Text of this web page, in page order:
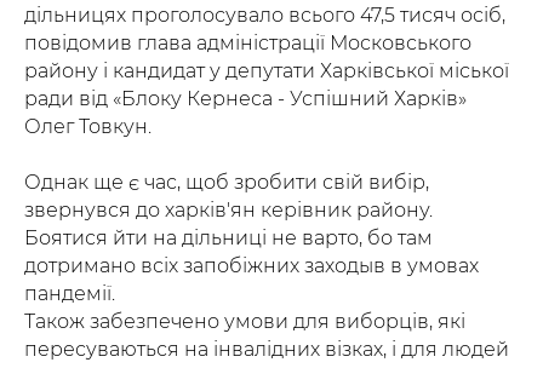
дільницях проголосувало всього 47,5 тисяч осіб,
повідомив глава адміністрації Московського
району і кандидат у депутати Харківської міської
ради від «Блоку Кернеса - Успішний Харків»
Олег Товкун.
Однак ще є час, щоб зробити свій вибір,
звернувся до харків'ян керівник району.
Боятися йти на дільниці не варто, бо там
дотримано всіх запобіжних заходыв в умовах
пандемії.
Також забезпечено умови для виборців, які
пересуваються на інвалідних візках, і для людей